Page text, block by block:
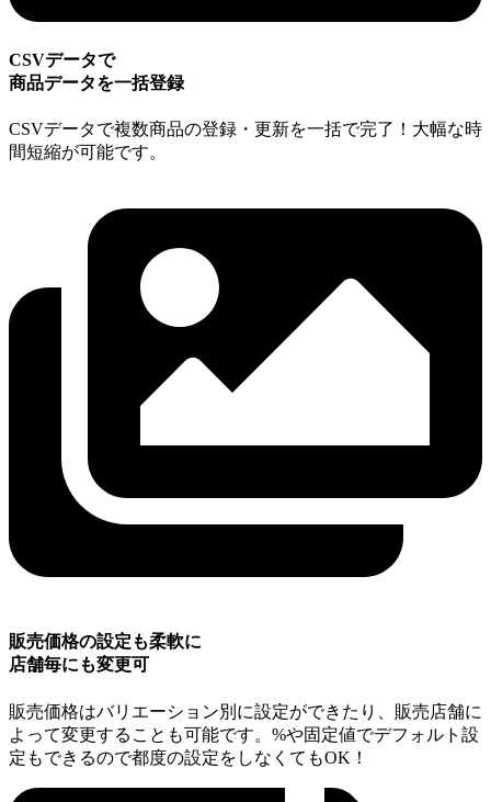
CSVデータで
商品データを一括登録
CSVデータで複数商品の登録・更新を一括で完了！大幅な時
間短縮が可能です。
販売価格の設定も柔軟に
店舗毎にも変更可
販売価格はバリエーション別に設定ができたり、販売店舗に
よって変更することも可能です。%や固定値でデフォルト設
定もできるので都度の設定をしなくてもOK！